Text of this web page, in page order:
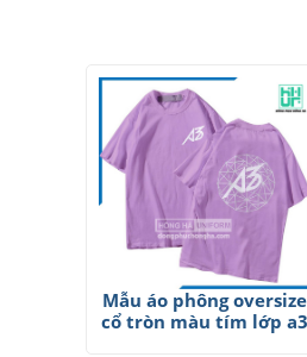
Mẫu áo phông oversize
cổ tròn màu tím lớp a3